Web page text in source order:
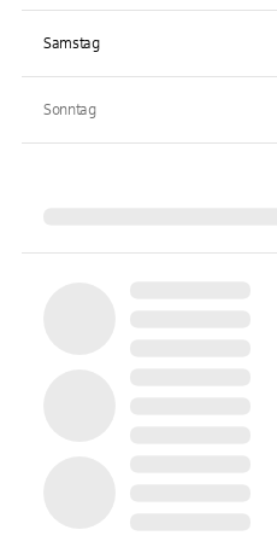
Samstag
Sonntag